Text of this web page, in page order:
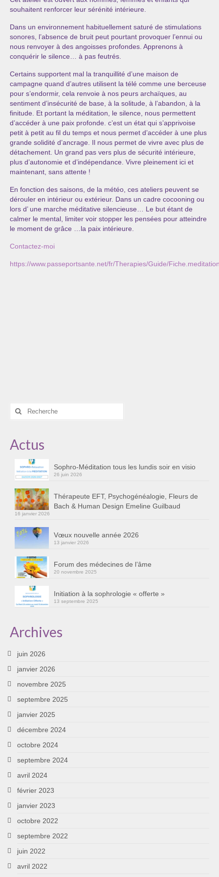
Les Onctions Sacrées -La Magdaléenne –
Qui suis je ?
Mon cursus d’évolution vers une femme plus
Témoignages
Calendrier
Initiation à la sophrologie « offerte »
Sophro-Méditation tous les lundis soir en visio
Cursus « Le chemin par la psyché »
Prendre contact
Bertrand Thomas, Psychopraticien
Cursus « Le chemin par la psyché »
Sophro-Méditation tous les lundis soir en visio
Sophrologie
souhaitent renforcer leur sérénité intérieure.
Dans un environnement habituellement saturé de stimulations
sonores, l’absence de bruit peut pourtant provoquer l’ennui ou
nous renvoyer à des angoisses profondes. Apprenons à
conquérir le silence… à pas feutrés.
Certains supportent mal la tranquillité d’une maison de
campagne quand d’autres utilisent la télé comme une berceuse
pour s’endormir, cela renvoie à nos peurs archaïques, au
sentiment d’insécurité de base, à la solitude, à l’abandon, à la
finitude. Et portant la méditation, le silence, nous permettent
d’accéder à une paix profonde. c’est un état qui s’apprivoise
petit à petit au fil du temps et nous permet d’accéder à une plus
grande solidité d’ancrage. Il nous permet de vivre avec plus de
détachement. Un grand pas vers plus de sécurité intérieure,
plus d’autonomie et d’indépendance. Vivre pleinement ici et
maintenant, sans attente !
En fonction des saisons, de la météo, ces ateliers peuvent se
dérouler en intérieur ou extérieur. Dans un cadre cocooning ou
lors d’ une marche méditative silencieuse… Le but étant de
calmer le mental, limiter voir stopper les pensées pour atteindre
le moment de grâce …la paix intérieure.
Contactez-moi
https://www.passeportsante.net/fr/Therapies/Guide/
Rechercher
Actus
Sophro-Méditation tous les lundis soir en visio
26 juin 2026
Thérapeute EFT, Psychogénéalogie, Fleurs de
Bach & Human Design Emeline Guilbaud
16 janvier 2026
Vœux nouvelle année 2026
13 janvier 2026
Forum des médecines de l’âme
20 novembre 2025
Initiation à la sophrologie « offerte »
13 septembre 2025
Archives
juin 2026
janvier 2026
novembre 2025
septembre 2025
janvier 2025
décembre 2024
octobre 2024
septembre 2024
avril 2024
février 2023
janvier 2023
octobre 2022
septembre 2022
juin 2022
avril 2022